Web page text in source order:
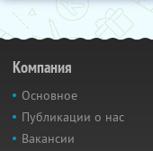
Компания
Основное
Публикации о нас
Вакансии